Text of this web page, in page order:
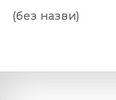
(без назви)